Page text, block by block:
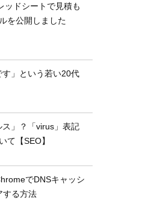
ッドシートで見積も
を公開しました
す」という若い20代
ス」？「virus」表記
て【SEO】
でDNSキャッシ
する方法